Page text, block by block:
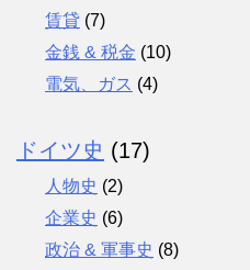
賃貸 (7)
金銭 & 税金 (10)
電気、ガス (4)
ドイツ史 (17)
人物史 (2)
企業史 (6)
政治 & 軍事史 (8)